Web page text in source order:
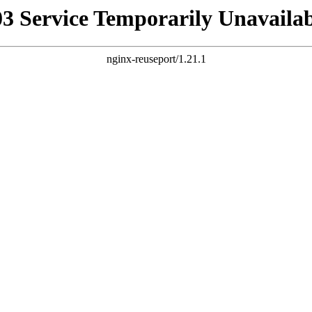
Service Temporarily
nginx-reuseport/1.21.1